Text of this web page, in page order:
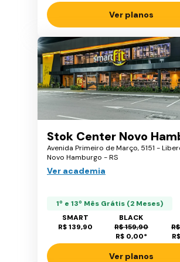
Ver planos
Stok Center Novo
Avenida Primeiro de Março, 5151 -
Novo Hamburgo - RS
Ver academia
1º e 13º Mês Grátis (2 Meses)
SMART
R$ 139,90
BLACK
R$ 159,90
R$ 0,00*
Ver planos